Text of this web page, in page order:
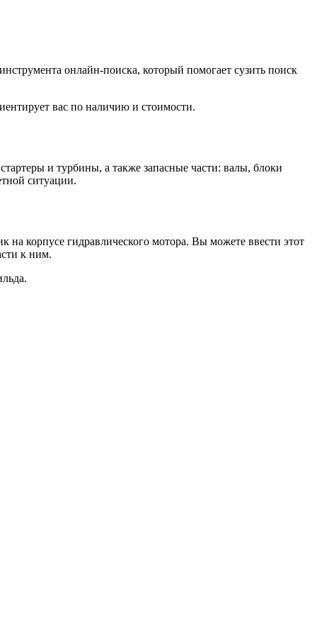
онлайн-поиска, который помогает сузить поиск
вас по наличию и стоимости.
и турбины, а также запасные части: валы, блоки
ситуации.
корпусе гидравлического мотора. Вы можете ввести этот
к ним.